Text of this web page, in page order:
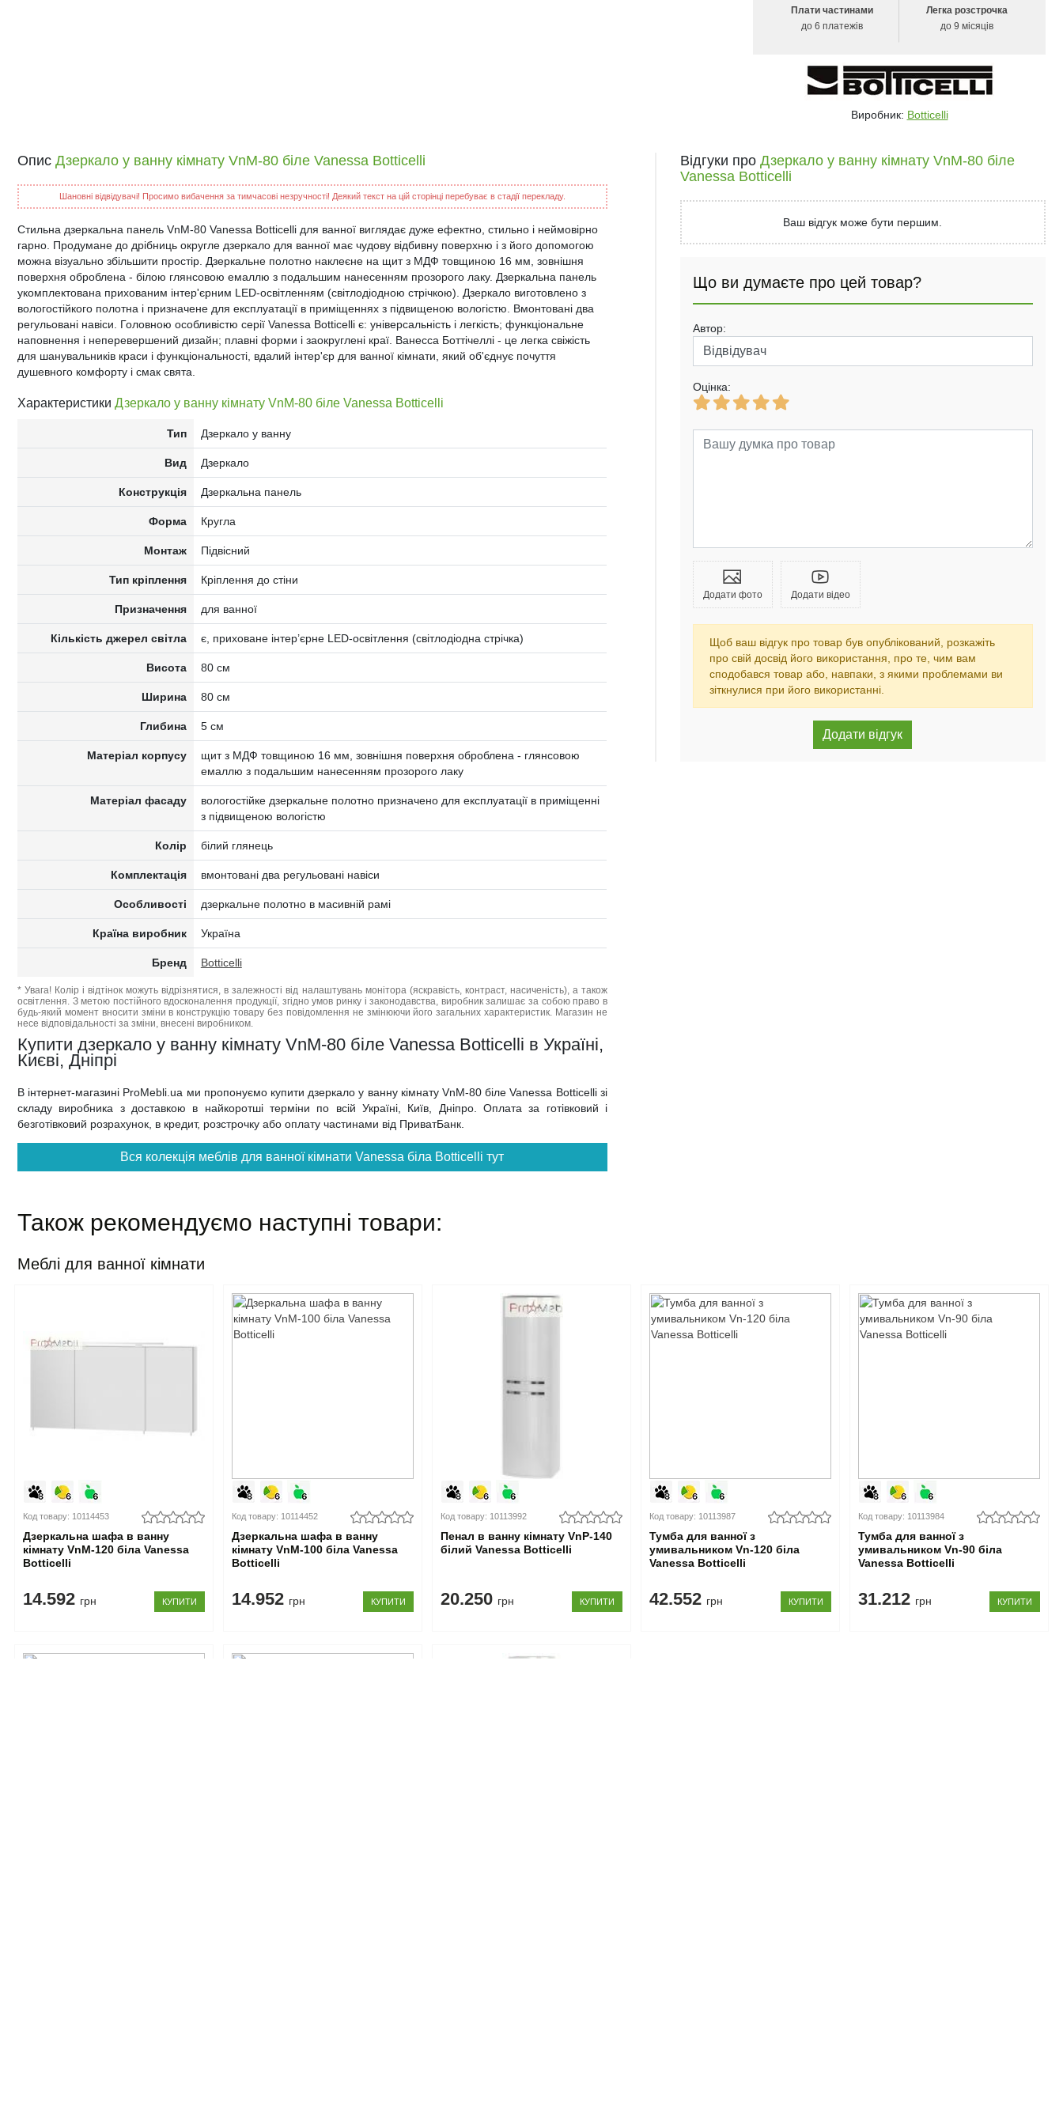
Плати частинами
до 6 платежів
Легка розстрочка
до 9 місяців
Виробник: Botticelli
Опис Дзеркало у ванну кімнату VnM-80 біле Vanessa Botticelli
Шановні відвідувачі! Просимо вибачення за тимчасові незручності! Деякий текст на цій сторінці перебуває в стадії перекладу.
Стильна дзеркальна панель VnM-80 Vanessa Botticelli для ванної виглядає дуже ефектно, стильно і неймовірно
гарно. Продумане до дрібниць округле дзеркало для ванної має чудову відбивну поверхню і з його допомогою
можна візуально збільшити простір. Дзеркальне полотно наклеєне на щит з МДФ товщиною 16 мм, зовнішня
поверхня оброблена - білою глянсовою емаллю з подальшим нанесенням прозорого лаку. Дзеркальна панель
укомплектована прихованим інтер'єрним LED-освітленням (світлодіодною стрічкою). Дзеркало виготовлено з
вологостійкого полотна і призначене для експлуатації в приміщеннях з підвищеною вологістю. Вмонтовані два
регульовані навіси. Головною особливістю серії Vanessa Botticelli є: універсальність і легкість; функціональне
наповнення і неперевершений дизайн; плавні форми і заокруглені краї. Ванесса Боттічеллі - це легка свіжість
для шанувальників краси і функціональності, вдалий інтер'єр для ванної кімнати, який об'єднує почуття
душевного комфорту і смак свята.
Характеристики Дзеркало у ванну кімнату VnM-80 біле Vanessa Botticelli
Тип Дзеркало у ванну
Вид Дзеркало
Конструкція Дзеркальна панель
Форма Кругла
Монтаж Підвісний
Тип кріплення Кріплення до стіни
Призначення для ванної
Кількість джерел світла є, приховане інтер’єрне LED-освітлення (світлодіодна стрічка)
Висота 80 см
Ширина 80 см
Глибина 5 см
Матеріал корпусу
щит з МДФ товщиною 16 мм, зовнішня поверхня оброблена - глянсовою
емаллю з подальшим нанесенням прозорого лаку
Матеріал фасаду
вологостійке дзеркальне полотно призначено для експлуатації в приміщенні
з підвищеною вологістю
Колір білий глянець
Комплектація вмонтовані два регульовані навіси
Особливості дзеркальне полотно в масивній рамі
Країна виробник Україна
Бренд Botticelli
* Увага! Колір і відтінок можуть відрізнятися, в залежності від налаштувань монітора (яскравість, контраст, насиченість), а також
освітлення. З метою постійного вдосконалення продукції, згідно умов ринку і законодавства, виробник залишає за собою право в
будь-який момент вносити зміни в конструкцію товару без повідомлення не змінюючи його загальних характеристик. Магазин не
несе відповідальності за зміни, внесені виробником.
Купити дзеркало у ванну кімнату VnM-80 біле Vanessa Botticelli в Україні,
Києві, Дніпрі
В інтернет-магазині ProMebli.ua ми пропонуємо купити дзеркало у ванну кімнату VnM-80 біле Vanessa Botticelli зі
складу виробника з доставкою в найкоротші терміни по всій Україні, Київ, Дніпро. Оплата за готівковий і
безготівковий розрахунок, в кредит, розстрочку або оплату частинами від ПриватБанк.
Вся колекція меблів для ванної кімнати Vanessa біла Botticelli тут
Відгуки про Дзеркало у ванну кімнату VnM-80 біле
Vanessa Botticelli
Ваш відгук може бути першим.
Що ви думаєте про цей товар?
Автор:
Оцінка:
Додати фото Додати відео
Щоб ваш відгук про товар був опублікований, розкажіть
про свій досвід його використання, про те, чим вам
сподобався товар або, навпаки, з якими проблемами ви
зіткнулися при його використанні.
Також рекомендуємо наступні товари:
Меблі для ванної кімнати
Код товару: 10114453
Дзеркальна шафа в ванну
кімнату VnM-120 біла Vanessa
Botticelli
14.592 грн КУПИТИ
Код товару: 10114452
Дзеркальна шафа в ванну
кімнату VnM-100 біла Vanessa
Botticelli
14.952 грн КУПИТИ
Код товару: 10113992
Пенал в ванну кімнату VnP-140
білий Vanessa Botticelli
20.250 грн КУПИТИ
Код товару: 10113987
Тумба для ванної з
умивальником Vn-120 біла
Vanessa Botticelli
42.552 грн КУПИТИ
Код товару: 10113984
Тумба для ванної з
умивальником Vn-90 біла
Vanessa Botticelli
31.212 грн КУПИТИ